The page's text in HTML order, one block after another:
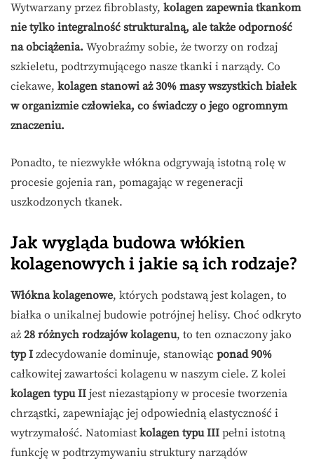
Wytwarzany przez fibroblasty, kolagen zapewnia tkankom
nie tylko integralność strukturalną, ale także odporność
na obciążenia. Wyobraźmy sobie, że tworzy on rodzaj
szkieletu, podtrzymującego nasze tkanki i narządy. Co
ciekawe, kolagen stanowi aż 30% masy wszystkich białek
w organizmie człowieka, co świadczy o jego ogromnym
znaczeniu.
Ponadto, te niezwykłe włókna odgrywają istotną rolę w
procesie gojenia ran, pomagając w regeneracji
uszkodzonych tkanek.
Jak wygląda budowa włókien
kolagenowych i jakie są ich rodzaje?
Włókna kolagenowe, których podstawą jest kolagen, to
białka o unikalnej budowie potrójnej helisy. Choć odkryto
aż 28 różnych rodzajów kolagenu, to ten oznaczony jako
typ I zdecydowanie dominuje, stanowiąc ponad 90%
całkowitej zawartości kolagenu w naszym ciele. Z kolei
kolagen typu II jest niezastąpiony w procesie tworzenia
chrząstki, zapewniając jej odpowiednią elastyczność i
wytrzymałość. Natomiast kolagen typu III pełni istotną
funkcję w podtrzymywaniu struktury narządów